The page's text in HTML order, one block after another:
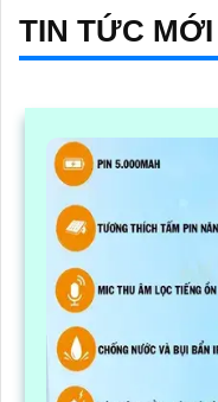
TIN TỨC